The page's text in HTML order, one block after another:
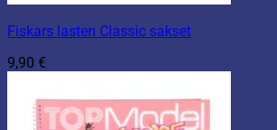
Fiskars lasten Classic sakset
9,90 €